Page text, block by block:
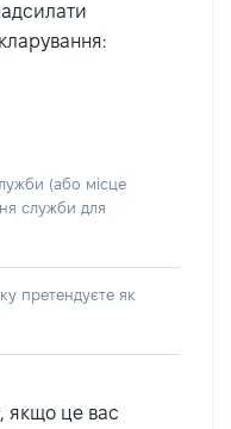
(або місце
служби для
претендуєте як
якщо це вас